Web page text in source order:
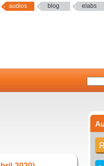
audios blog elabs